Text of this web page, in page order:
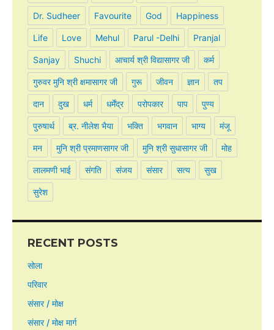
Dr. Sudheer Favourite God Happiness
Life Love Mehul Parul -Delhi Pranjal
Sanjay Shuchi आचार्य श्री विद्यासागर जी कर्म
गुरुवर मुनि श्री क्षमासागर जी गुरू जीवन ज्ञान तप
दान दुख धर्म धर्मेंद्र परोपकार पाप पुण्य
पुरुषार्थ ब्र. नीलेश भैया भक्ति भगवान भाग्य मंजू
मन मुनि श्री प्रमाणसागर जी मुनि श्री सुधासागर जी मोह
लालमणी भाई संगति संजय संसार सत्य सुख
सुरेश
RECENT POSTS
सोला
परिवार
संसार / मोक्ष
संसार / मोक्ष मार्ग